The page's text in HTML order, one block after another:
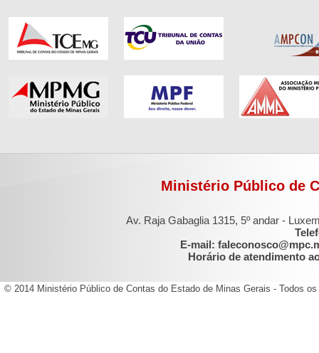
Ministério Público de
Av. Raja Gabaglia 1315, 5º andar -
E-mail:
Horário de atendimento
© 2014 Ministério Público de Contas do Estado de Minas Gerais - Todos